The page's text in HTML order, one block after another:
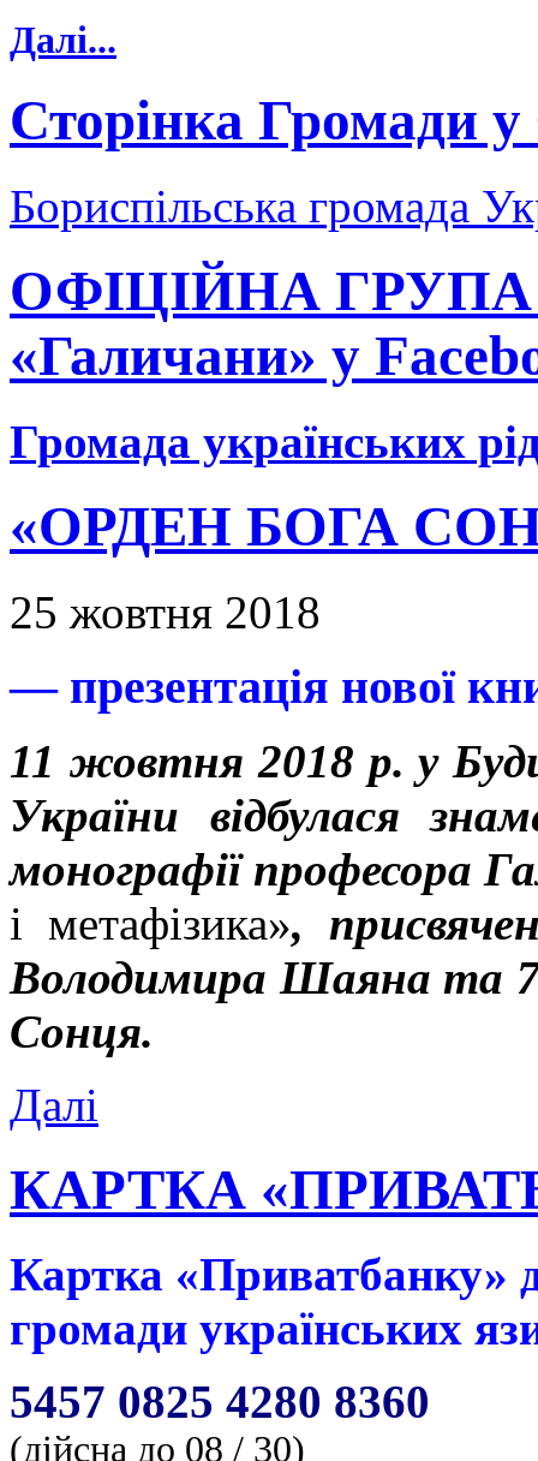
Далі...
Сторінка Громади у
Бориспільська громада
ОФІЦІЙНА ГРУПА
«Галичани» у
Громада українських
«ОРДЕН БОГА
25 жовтня 2018
— презентація нової
11 жовтня 2018 р. у
України відбулася
монографії професора
і метафізика»,
Володимира Шаяна та
Сонця.
Далі
КАРТКА
Картка «Приватбанку»
громади українських
5457 0825 4280 8360
(дійсна до 08 / 30)